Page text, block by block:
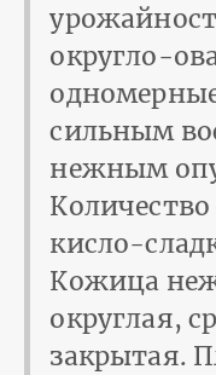
округло-
сильным
нежным
Количество
кисло-
Кожица
округлая,
закрытая.